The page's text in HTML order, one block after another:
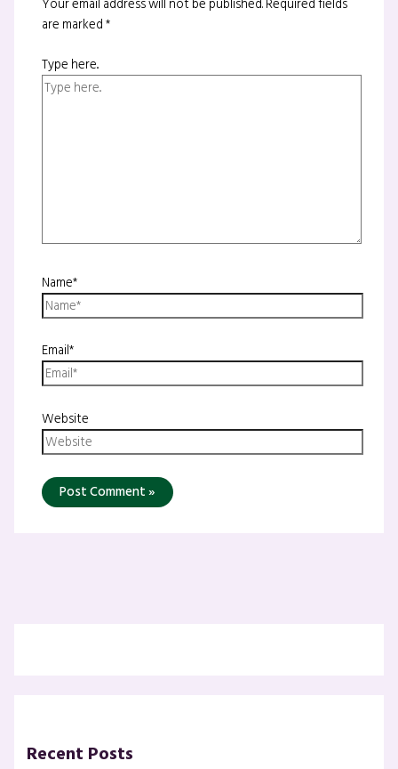
Your email address will not be published.Required fields
are marked*
Type here..
Name*
Email*
Website
Recent Posts